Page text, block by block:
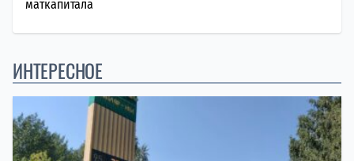
маткапитала
ИНТЕРЕСНОЕ